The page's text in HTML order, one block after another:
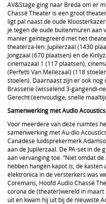
AV&Stage ging naar Breda om er
Chassé Theater is een groot
ligt pal naast de oude
je tegen de oude buitenmuren aan
manier geïntegreerd met het
theaterza-len: Jupilerzaal (1430
Jongzaal (670 plaatsen) en de
cinemazaal 1 (117 plaatsen),
(Perfetti Van Mellezaal) (118
stoelen). Daarnaast zijn er ook
Brasserie (wisselend 3-gangendi-
Gerecht (eenvoudige, snelle
Samenwerking met Audio Acoustics
Voor meerdere van deze ruimtes
samenwerking met Au-dio
Canadese luidsprekermerk
aan de Jupilerzaal. De PA-set in
aan vervanging toe. “Niet omdat
hebben hangen kapot is, de
elektronica in de versterkers was
Coremans, Hoofd Audio Chassé
corona de (theater)wereld in
uit en kwam hij uit bij de nieuwste